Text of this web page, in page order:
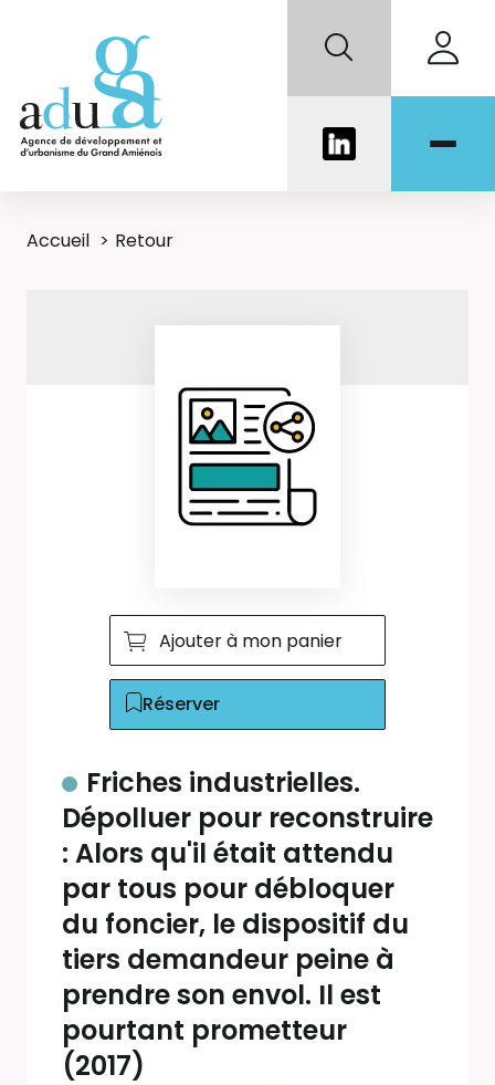
Accueil Retour
Ajouter à mon panier
Réserver
Friches industrielles.
Dépolluer pour reconstruire
: Alors qu'il était attendu
par tous pour débloquer
du foncier, le dispositif du
tiers demandeur peine à
prendre son envol. Il est
pourtant prometteur
(2017)